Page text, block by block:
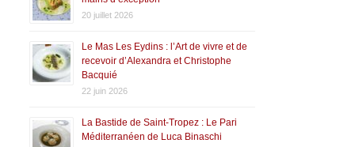
20 juillet 2026
Le Mas Les Eydins : l’Art de vivre et de
recevoir d’Alexandra et Christophe
Bacquié
22 juin 2026
La Bastide de Saint-Tropez : Le Pari
Méditerranéen de Luca Binaschi